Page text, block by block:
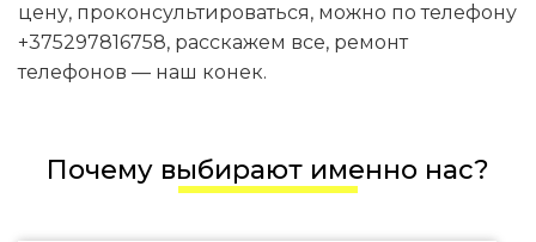
цену, проконсультироваться, можно по телефону
+375297816758, расскажем все, ремонт
телефонов — наш конек.
Почему выбирают именно нас?